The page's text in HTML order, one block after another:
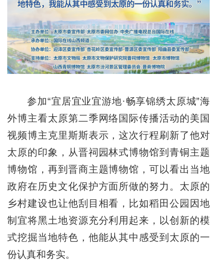
参加“宜居宜业宜游地·畅享锦绣太原城”海
外博主看太原第二季网络国际传播活动的美国
视频博主克里斯斯表示，这次行程刷新了他对
太原的印象，从晋祠园林式博物馆到青铜主题
博物馆，再到晋商主题博物馆，可以看出当地
政府在历史文化保护方面所做的努力。太原的
乡村建设也让他刮目相看，比如稻田公园因地
制宜将黑土地资源充分利用起来，以创新的模
式挖掘当地特色，他能从其中感受到太原的一
份认真和务实。